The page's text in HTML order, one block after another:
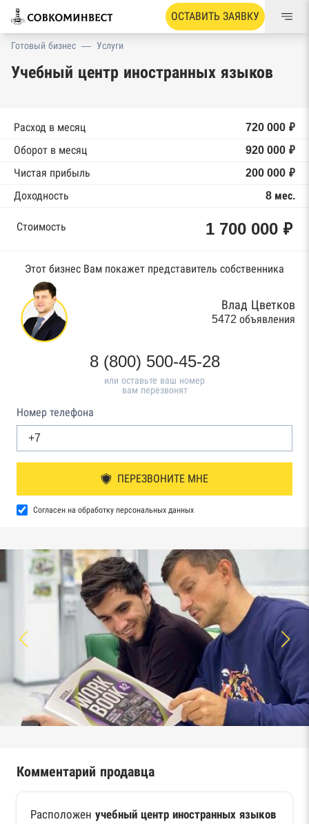
ОСТАВИТЬ ЗАЯВКУ
Готовый бизнес — Услуги
Учебный центр иностранных языков
Расход в месяц
720 000 ₽
Оборот в месяц
920 000 ₽
Чистая прибыль
200 000 ₽
Доходность
8 мес.
Стоимость 1 700 000 ₽
Этот бизнес Вам покажет представитель собственника
Влад Цветков
5472 объявления
8 (800) 500-45-28
или оставьте ваш номер
вам перезвонят
Номер телефона
ПЕРЕЗВОНИТЕ МНЕ
Согласен на обработку персональных данных
Комментарий продавца
Расположен учебный центр иностранных языков